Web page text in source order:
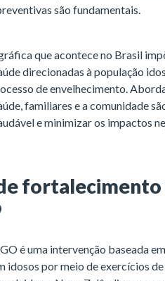
são fundamentais.
que acontece no Brasil
direcionadas à população
de envelhecimento.
familiares e a comunidade
e minimizar os impactos
fortalecimento
é uma intervenção baseada
idosos por meio de exercícios